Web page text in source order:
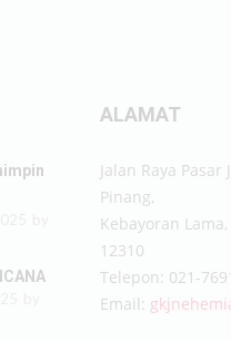
ALAMAT
Jalan Raya Pasar
Pinang,
Kebayoran
12310
Telepon: 021-
Email: